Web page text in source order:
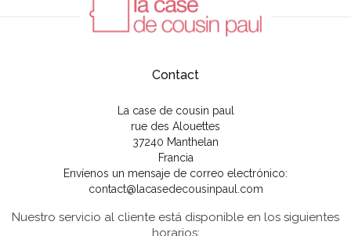
Contact
La case de cousin paul
rue des Alouettes
37240 Manthelan
Francia
Envíenos un mensaje de correo electrónico:
contact@lacasedecousinpaul.com
Nuestro servicio al cliente está disponible en los siguientes
horarios: